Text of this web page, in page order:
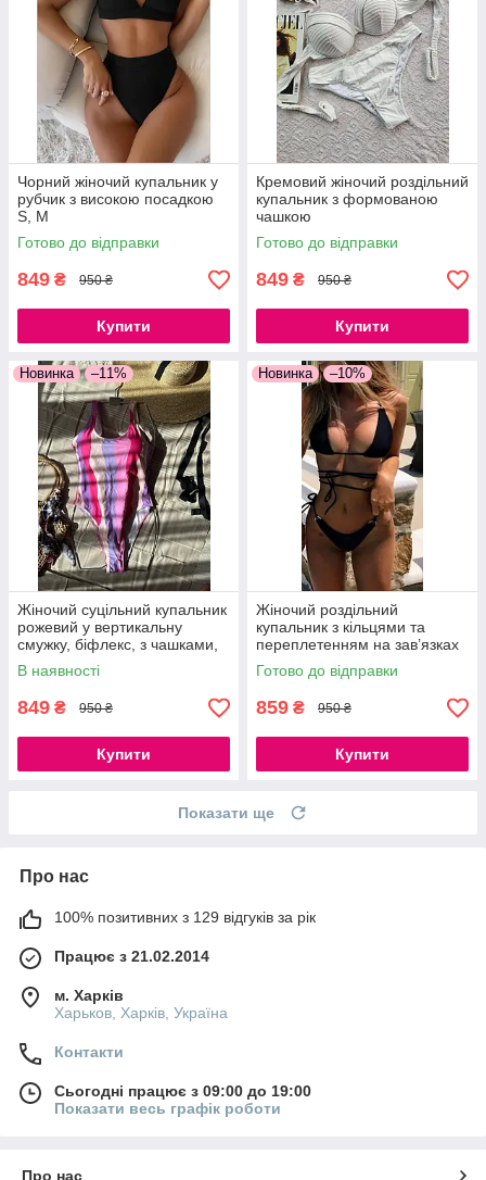
Чорний жіночий купальник у
рубчик з високою посадкою
S, M
Готово до відправки
849 ₴ 950 ₴
Купити
Кремовий жіночий роздільний
купальник з формованою
чашкою
Готово до відправки
849 ₴ 950 ₴
Купити
Новинка –11%
Жіночий суцільний купальник
рожевий у вертикальну
смужку, біфлекс, з чашками,
S, M
В наявності
849 ₴ 950 ₴
Купити
Новинка –10%
Жіночий роздільний
купальник з кільцями та
переплетенням на зав’язках
чорний бікіні з поролоновими
вкладками S, M, L
Готово до відправки
859 ₴ 950 ₴
Купити
Показати ще
Про нас
100% позитивних з 129 відгуків за рік
Працює з 21.02.2014
м. Харків
Харьков, Харків, Україна
Контакти
Сьогодні працює з 09:00 до 19:00
Показати весь графік роботи
Про нас